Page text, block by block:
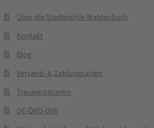
Über die Stadtmühle Waldenbuch
Kontakt
Blog
Versand- & Zahlungsarten
Treueprogramm
DE-ÖKO-006